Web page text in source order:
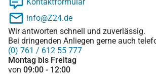
info@Z24.de
Wir antworten schnell und zuverlässig.
Bei dringenden Anliegen gerne auch
(0) 761 / 612 55 777
Montag bis Freitag
von 09:00 - 12:00